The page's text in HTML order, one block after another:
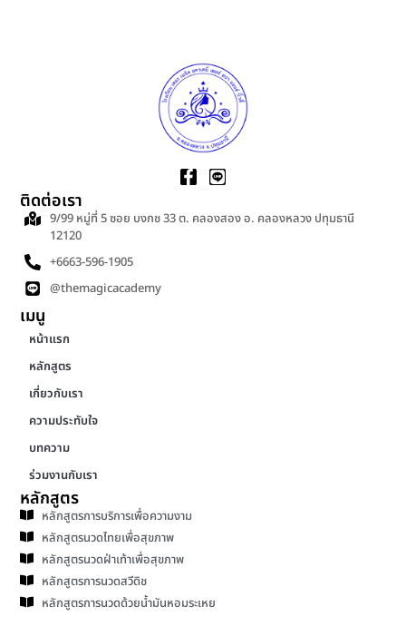
ติดต่อเรา
9/99 หมู่ที่ 5 ซอย บงกช 33 ต. คลองสอง อ. คลองหลวง ปทุมธานี
12120
+6663-596-1905
@themagicacademy
เมนู
หน้าแรก
หลักสูตร
เกี่ยวกับเรา
ความประทับใจ
บทความ
ร่วมงานกับเรา
หลักสูตร
หลักสูตรการบริการเพื่อความงาม
หลักสูตรนวดไทยเพื่อสุขภาพ
หลักสูตรนวดฝ่าเท้าเพื่อสุขภาพ
หลักสูตรการนวดสวีดิช
หลักสูตรการนวดด้วยน้ำมันหอมระเหย